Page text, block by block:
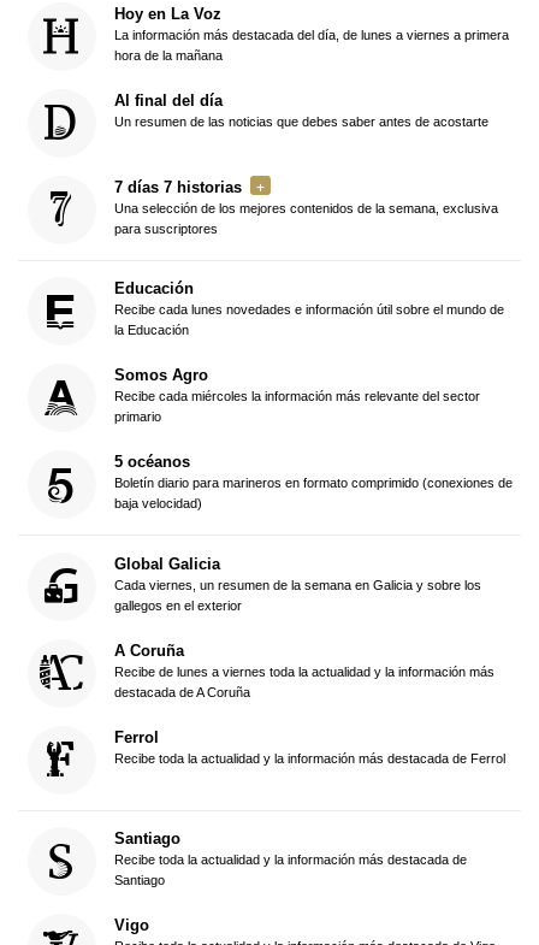
Hoy en La Voz
La información más destacada del día, de lunes a viernes a primera
hora de la mañana
Al final del día
Un resumen de las noticias que debes saber antes de acostarte
7 días 7 historias
Una selección de los mejores contenidos de la semana, exclusiva
para suscriptores
Educación
Recibe cada lunes novedades e información útil sobre el mundo de
la Educación
Somos Agro
Recibe cada miércoles la información más relevante del sector
primario
5 océanos
Boletín diario para marineros en formato comprimido (conexiones de
baja velocidad)
Global Galicia
Cada viernes, un resumen de la semana en Galicia y sobre los
gallegos en el exterior
A Coruña
Recibe de lunes a viernes toda la actualidad y la información más
destacada de A Coruña
Ferrol
Recibe toda la actualidad y la información más destacada de Ferrol
Santiago
Recibe toda la actualidad y la información más destacada de
Santiago
Vigo